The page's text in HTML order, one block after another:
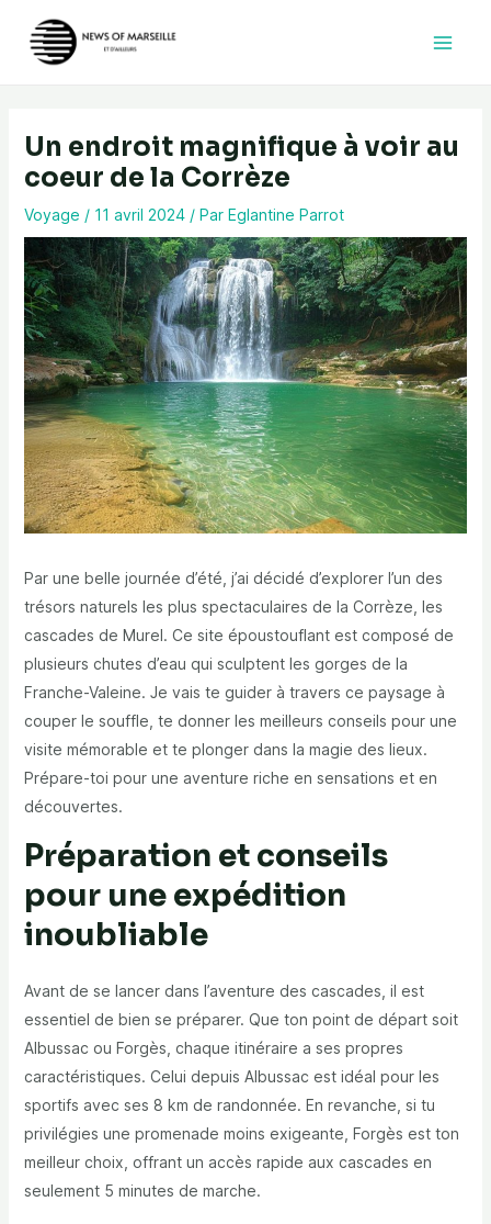
contenu
Un endroit magnifique à voir au
coeur de la Corrèze
Voyage / 11 avril 2024 / Par Eglantine Parrot
Par une belle journée d’été, j’ai décidé d’explorer l’un des
trésors naturels les plus spectaculaires de la Corrèze, les
cascades de Murel. Ce site époustouflant est composé de
plusieurs chutes d’eau qui sculptent les gorges de la
Franche-Valeine. Je vais te guider à travers ce paysage à
couper le souffle, te donner les meilleurs conseils pour une
visite mémorable et te plonger dans la magie des lieux.
Prépare-toi pour une aventure riche en sensations et en
découvertes.
Préparation et conseils
pour une expédition
inoubliable
Avant de se lancer dans l’aventure des cascades, il est
essentiel de bien se préparer. Que ton point de départ soit
Albussac ou Forgès, chaque itinéraire a ses propres
caractéristiques. Celui depuis Albussac est idéal pour les
sportifs avec ses 8 km de randonnée. En revanche, si tu
privilégies une promenade moins exigeante, Forgès est ton
meilleur choix, offrant un accès rapide aux cascades en
seulement 5 minutes de marche.